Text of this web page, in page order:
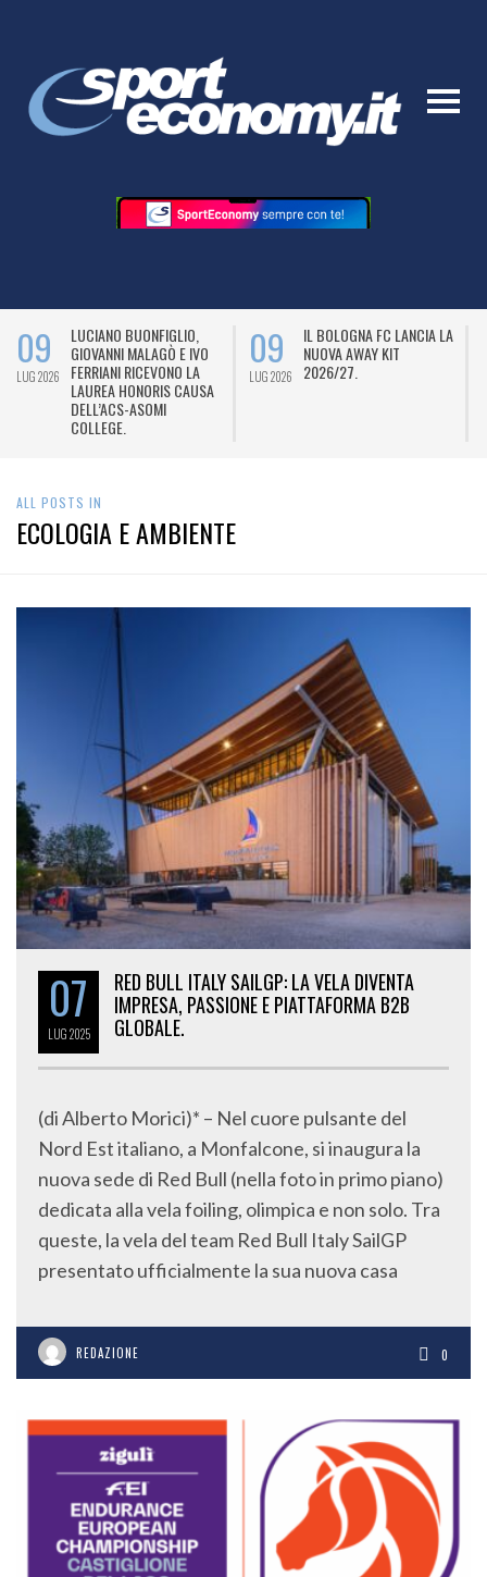
09
LUG 2026
LUCIANO BUONFIGLIO,
GIOVANNI MALAGÒ E IVO
FERRIANI RICEVONO LA
LAUREA HONORIS CAUSA
DELL’ACS-ASOMI
COLLEGE.
09
LUG 2026
IL BOLOGNA FC LANCIA LA
NUOVA AWAY KIT
2026/27.
ALL POSTS IN
ECOLOGIA E AMBIENTE
07
LUG2025
RED BULL ITALY SAILGP: LA VELA DIVENTA
IMPRESA, PASSIONE E PIATTAFORMA B2B
GLOBALE.
(di Alberto Morici)* – Nel cuore pulsante del
Nord Est italiano, a Monfalcone, si inaugura la
nuova sede di Red Bull (nella foto in primo piano)
dedicata alla vela foiling, olimpica e non solo. Tra
queste, la vela del team Red Bull Italy SailGP
presentato ufficialmente la sua nuova casa
REDAZIONE 0